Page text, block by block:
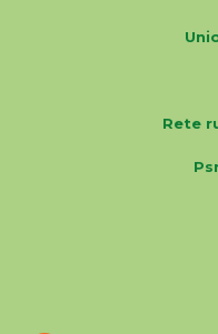
Rete